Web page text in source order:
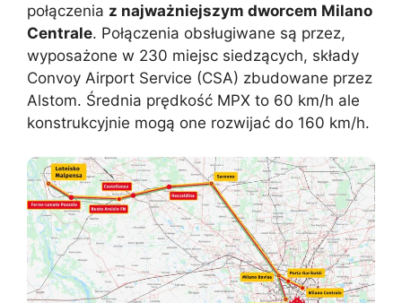
połączenia z najważniejszym dworcem Milano
Centrale. Połączenia obsługiwane są przez,
wyposażone w 230 miejsc siedzących, składy
Convoy Airport Service (CSA) zbudowane przez
Alstom. Średnia prędkość MPX to 60 km/h ale
konstrukcyjnie mogą one rozwijać do 160 km/h.